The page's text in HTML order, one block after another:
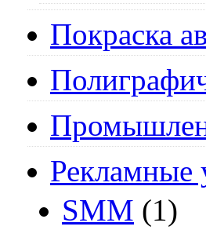
Покраска
Рекламные
SMM (1)